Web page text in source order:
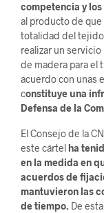
competencia y
al producto de
totalidad del
realizar un
de madera para el
acuerdo con unas
constituye una
Defensa de la
El Consejo de la
este cártel ha
en la medida en
acuerdos de
mantuvieron las
de tiempo. De